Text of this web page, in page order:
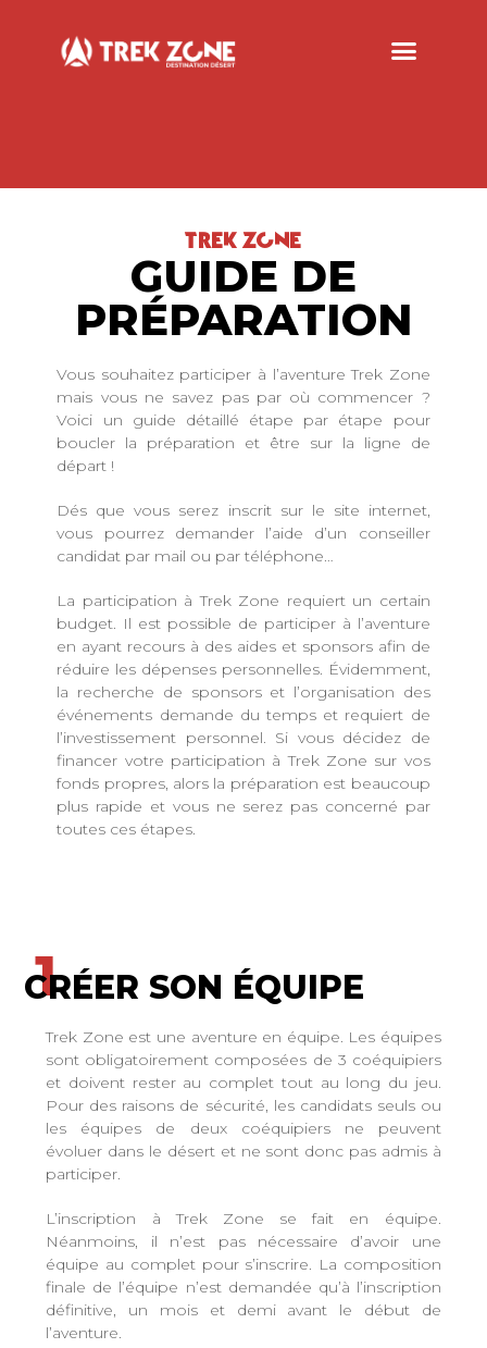
TREK ZONE
GUIDE DE
PRÉPARATION
Vous souhaitez participer à l’aventure Trek Zone
mais vous ne savez pas par où commencer ?
Voici un guide détaillé étape par étape pour
boucler la préparation et être sur la ligne de
départ !
Dés que vous serez inscrit sur le site internet,
vous pourrez demander l’aide d’un conseiller
candidat par mail ou par téléphone…
La participation à Trek Zone requiert un certain
budget. Il est possible de participer à l’aventure
en ayant recours à des aides et sponsors afin de
réduire les dépenses personnelles. Évidemment,
la recherche de sponsors et l’organisation des
événements demande du temps et requiert de
l’investissement personnel. Si vous décidez de
financer votre participation à Trek Zone sur vos
fonds propres, alors la préparation est beaucoup
plus rapide et vous ne serez pas concerné par
toutes ces étapes.
1
CRÉER SON ÉQUIPE
Trek Zone est une aventure en équipe. Les équipes
sont obligatoirement composées de 3 coéquipiers
et doivent rester au complet tout au long du jeu.
Pour des raisons de sécurité, les candidats seuls ou
les équipes de deux coéquipiers ne peuvent
évoluer dans le désert et ne sont donc pas admis à
participer.
L’inscription à Trek Zone se fait en équipe.
Néanmoins, il n’est pas nécessaire d’avoir une
équipe au complet pour s’inscrire. La composition
finale de l’équipe n’est demandée qu’à l’inscription
définitive, un mois et demi avant le début de
l’aventure.